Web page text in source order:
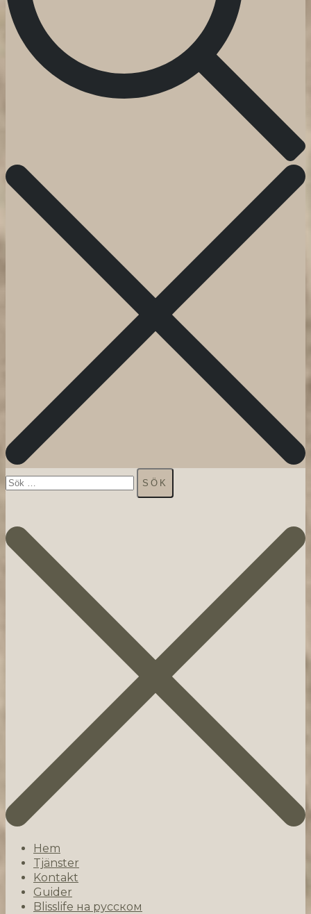
Sök
efter:
Hem
Tjänster
Kontakt
Guider
Blisslife на русском